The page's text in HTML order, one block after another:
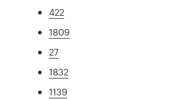
422
1809
27
1832
1139